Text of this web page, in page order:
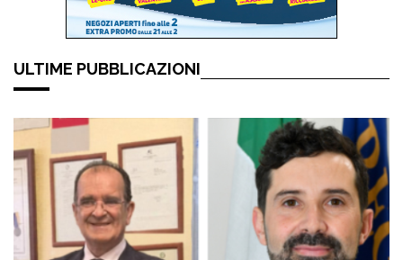
ULTIME PUBBLICAZIONI